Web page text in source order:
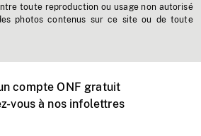
toute reproduction ou usage non autorisé
photos contenus sur ce site ou de toute
compte ONF gratuit
vous à nos infolettres